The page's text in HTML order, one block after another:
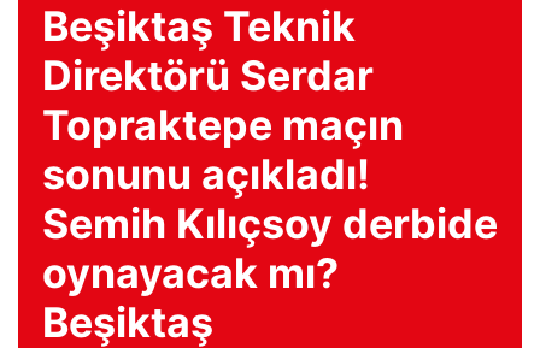
Beşiktaş Teknik
Direktörü Serdar
Topraktepe maçın
sonunu açıkladı!
Semih Kılıçsoy derbide
oynayacak mı?
Beşiktaş